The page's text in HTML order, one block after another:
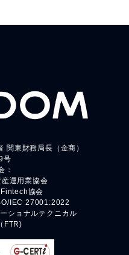
関東財務局長（金商）
号
：
産運用業協会
Fintech協会
IEC 27001:2022
ショナルテクニカル
FTR)